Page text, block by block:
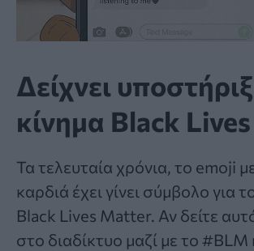
Δείχνει
κίνημα Black
Τα τελευταία χρόνια, το emoji
καρδιά έχει γίνει σύμβολο για
Black Lives Matter. Αν δείτε
στο διαδίκτυο μαζί με το #BLM ή